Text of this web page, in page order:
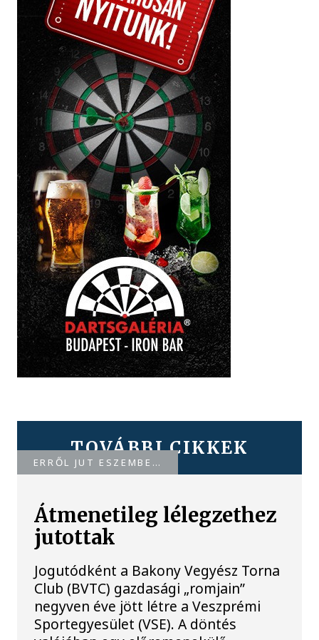
TOVÁBBI CIKKEK
ERRŐL JUT ESZEMBE…
Átmenetileg lélegzethez
jutottak
Jogutódként a Bakony Vegyész Torna
Club (BVTC) gazdasági „romjain”
negyven éve jött létre a Veszprémi
Sportegyesület (VSE). A döntés